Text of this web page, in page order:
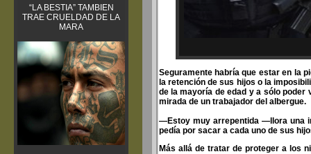
“LA BESTIA” TAMBIEN
TRAE CRUELDAD DE LA
MARA
Seguramente habría que estar en la
la retención de sus hijos o la
de la mayoría de edad y a sólo
mirada de un trabajador del albergue.
—Estoy muy arrepentida —llora una
pedía por sacar a cada uno de sus
Más allá de tratar de proteger a los